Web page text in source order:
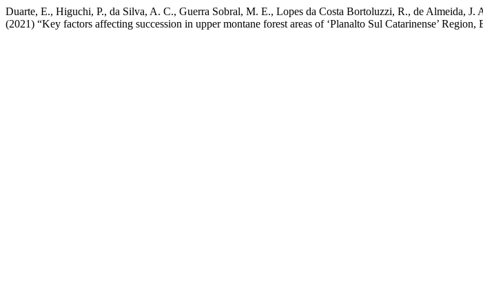
Duarte, E., Higuchi, P., da Silva, A. C., Guerra Sobral, M. E., Lopes da Costa Bortoluzzi, R., de Almeida,
(2021) “Key factors affecting succession in upper montane forest areas of ‘Planalto Sul Catarinense’ Region,